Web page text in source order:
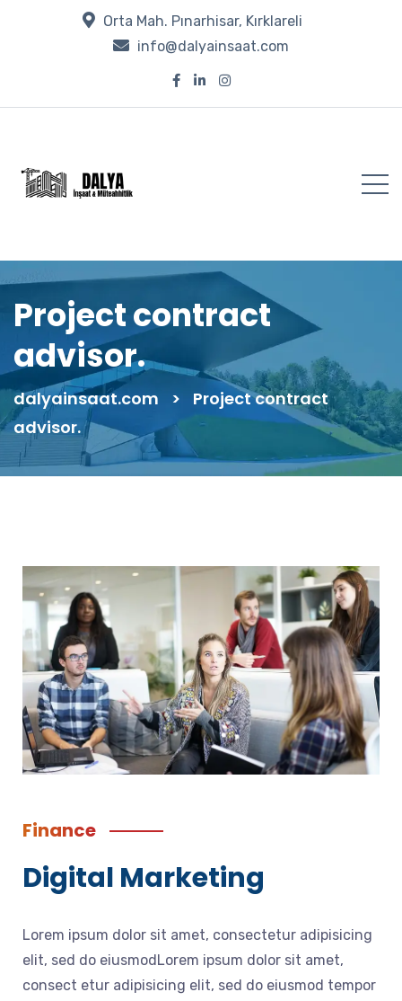
Orta Mah. Pınarhisar, Kırklareli
info@dalyainsaat.com
Project contract
advisor.
dalyainsaat.com >
Project contract
advisor.
Finance
Digital Marketing
Lorem ipsum dolor sit amet, consectetur adipisicing
elit, sed do eiusmodLorem ipsum dolor sit amet,
consect etur adipisicing elit, sed do eiusmod tempor